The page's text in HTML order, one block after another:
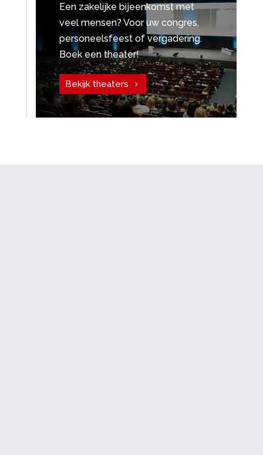
Een zakelijke bijeenkomst met
veel mensen? Voor uw congres,
personeelsfeest of vergadering.
Boek een theater!
Bekijk theaters